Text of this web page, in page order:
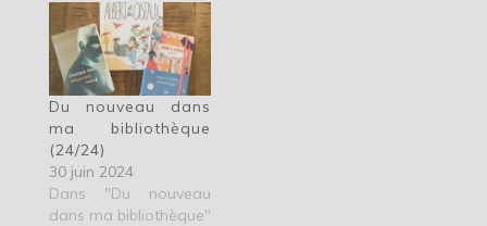
Du nouveau dans
ma bibliothèque
(24/24)
30 juin 2024
Dans "Du nouveau
dans ma bibliothèque"